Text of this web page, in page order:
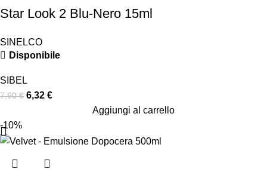
Star Look 2 Blu-Nero 15ml
SINELCO
Disponibile
SIBEL
7,90€ 6,32 €
Aggiungi al carrello
-10%